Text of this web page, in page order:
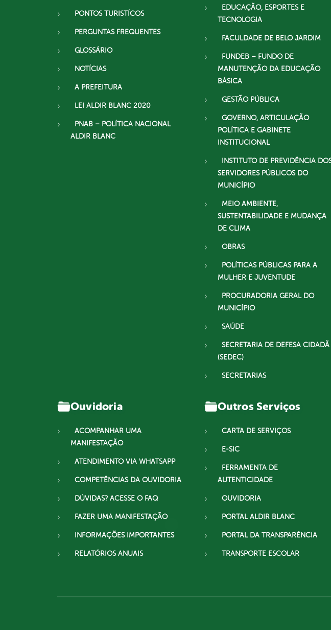
PONTOS TURISTÍCOS
PERGUNTAS FREQUENTES
GLOSSÁRIO
NOTÍCIAS
A PREFEITURA
LEI ALDIR BLANC 2020
PNAB – POLÍTICA NACIONAL
ALDIR BLANC
EDUCAÇÃO, ESPORTES E
TECNOLOGIA
FACULDADE DE BELO JARDIM
FUNDEB – FUNDO DE
MANUTENÇÃO DA EDUCAÇÃO
BÁSICA
GESTÃO PÚBLICA
GOVERNO, ARTICULAÇÃO
POLÍTICA E GABINETE
INSTITUCIONAL
INSTITUTO DE PREVIDÊNCIA
SERVIDORES PÚBLICOS DO
MUNICÍPIO
MEIO AMBIENTE,
SUSTENTABILIDADE E MUDANÇA
DE CLIMA
OBRAS
POLÍTICAS PÚBLICAS PARA A
MULHER E JUVENTUDE
PROCURADORIA GERAL DO
MUNICÍPIO
SAÚDE
SECRETARIA DE DEFESA CIDADÃ
(SEDEC)
SECRETARIAS
Ouvidoria
ACOMPANHAR UMA
MANIFESTAÇÃO
ATENDIMENTO VIA WHATSAPP
COMPETÊNCIAS DA OUVIDORIA
DÚVIDAS? ACESSE O FAQ
FAZER UMA MANIFESTAÇÃO
INFORMAÇÕES IMPORTANTES
RELATÓRIOS ANUAIS
Outros Serviços
CARTA DE SERVIÇOS
E-SIC
FERRAMENTA DE
AUTENTICIDADE
OUVIDORIA
PORTAL ALDIR BLANC
PORTAL DA TRANSPARÊNCIA
TRANSPORTE ESCOLAR